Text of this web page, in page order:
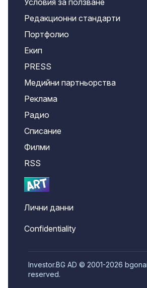
Условия за ползване
Редакционни стандарти
Портфолио
Екип
PRESS
Медийни партньорства
Реклама
Радио
Списание
Филми
RSS
Лични данни
Confidentiality
Investor.BG AD © 2001-2026
reserved.